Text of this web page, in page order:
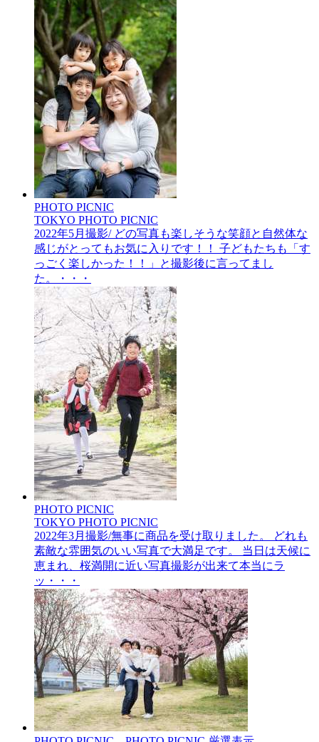
PHOTO PICNIC
TOKYO PHOTO PICNIC
2022年5月撮影/ どの写真も楽しそうな笑顔と自然体な
感じがとってもお気に入りです！！ 子どもたちも「す
っごく楽しかった！！」と撮影後に言ってまし
た。・・・
PHOTO PICNIC
TOKYO PHOTO PICNIC
2022年3月撮影/無事に商品を受け取りました。 どれも
素敵な雰囲気のいい写真で大満足です。 当日は天候に
恵まれ、桜満開に近い写真撮影が出来て本当にラ
ッ・・・